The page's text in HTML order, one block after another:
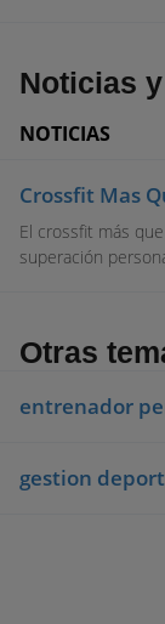
Noticias
NOTICIAS
Crossfit Mas
El crossfit más
superación
Otras
entrenador
gestion